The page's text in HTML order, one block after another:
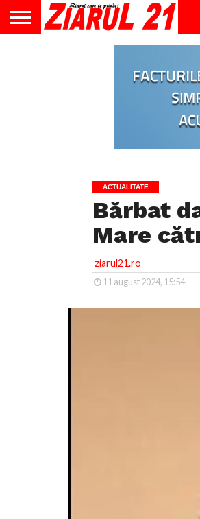
ACTUALITATE
Bărbat
Mare
ziarul21.ro
11 august 2024, 15:54